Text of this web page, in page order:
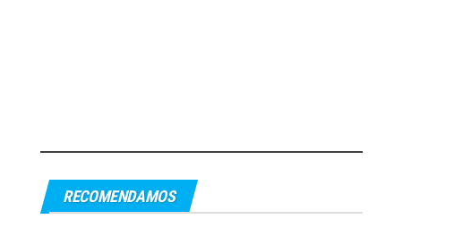
RECOMENDAMOS